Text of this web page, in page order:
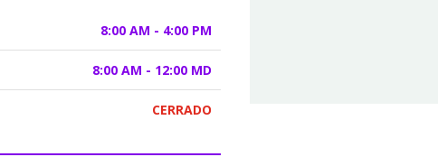
8:00 AM - 4:00 PM
8:00 AM - 12:00 MD
CERRADO